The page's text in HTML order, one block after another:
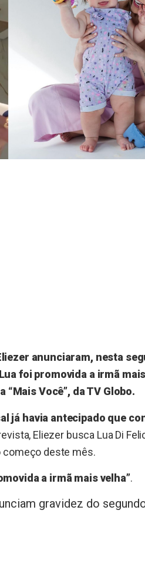
anunciaram, nesta
foi promovida a irmã
Você”, da TV Globo.
já havia antecipado que
Eliezer busca Lua Di
começo deste mês.
a irmã mais velha”.
gravidez do